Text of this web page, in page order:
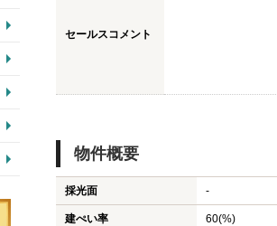
セールスコメント
物件概要
採光面 -
建ぺい率 60(%)